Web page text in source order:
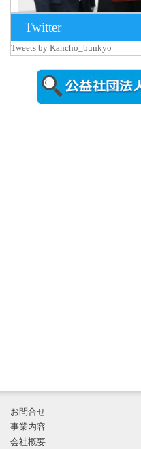
Twitter
Tweets by Kancho_bunkyo
お問合せ
事業内容
会社概要